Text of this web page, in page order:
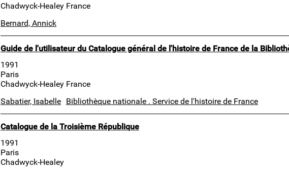
Chadwyck-Healey France
Bernard, Annick
Guide de l'utilisateur du Catalogue général de l'histoire de France de la
1991
Paris
Chadwyck-Healey France
Sabatier, Isabelle Bibliothèque nationale . Service de l'histoire de France
Catalogue de la Troisième République
1991
Paris
Chadwyck-Healey